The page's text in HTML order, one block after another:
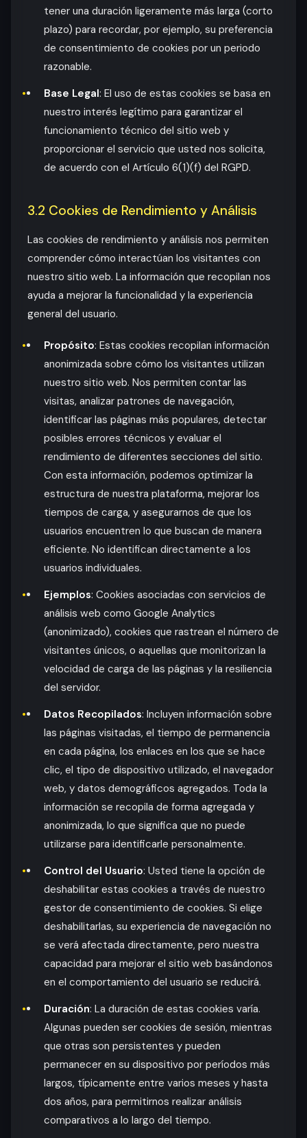
tener una duración ligeramente más larga (corto
plazo) para recordar, por ejemplo, su preferencia
de consentimiento de cookies por un periodo
razonable.
Base Legal: El uso de estas cookies se basa en
nuestro interés legítimo para garantizar el
funcionamiento técnico del sitio web y
proporcionar el servicio que usted nos solicita,
de acuerdo con el Artículo 6(1)(f) del RGPD.
3.2 Cookies de Rendimiento y Análisis
Las cookies de rendimiento y análisis nos permiten
comprender cómo interactúan los visitantes con
nuestro sitio web. La información que recopilan nos
ayuda a mejorar la funcionalidad y la experiencia
general del usuario.
Propósito: Estas cookies recopilan información
anonimizada sobre cómo los visitantes utilizan
nuestro sitio web. Nos permiten contar las
visitas, analizar patrones de navegación,
identificar las páginas más populares, detectar
posibles errores técnicos y evaluar el
rendimiento de diferentes secciones del sitio.
Con esta información, podemos optimizar la
estructura de nuestra plataforma, mejorar los
tiempos de carga, y asegurarnos de que los
usuarios encuentren lo que buscan de manera
eficiente. No identifican directamente a los
usuarios individuales.
Ejemplos: Cookies asociadas con servicios de
análisis web como Google Analytics
(anonimizado), cookies que rastrean el número de
visitantes únicos, o aquellas que monitorizan la
velocidad de carga de las páginas y la resiliencia
del servidor.
Datos Recopilados: Incluyen información sobre
las páginas visitadas, el tiempo de permanencia
en cada página, los enlaces en los que se hace
clic, el tipo de dispositivo utilizado, el navegador
web, y datos demográficos agregados. Toda la
información se recopila de forma agregada y
anonimizada, lo que significa que no puede
utilizarse para identificarle personalmente.
Control del Usuario: Usted tiene la opción de
deshabilitar estas cookies a través de nuestro
gestor de consentimiento de cookies. Si elige
deshabilitarlas, su experiencia de navegación no
se verá afectada directamente, pero nuestra
capacidad para mejorar el sitio web basándonos
en el comportamiento del usuario se reducirá.
Duración: La duración de estas cookies varía.
Algunas pueden ser cookies de sesión, mientras
que otras son persistentes y pueden
permanecer en su dispositivo por períodos más
largos, típicamente entre varios meses y hasta
dos años, para permitirnos realizar análisis
comparativos a lo largo del tiempo.